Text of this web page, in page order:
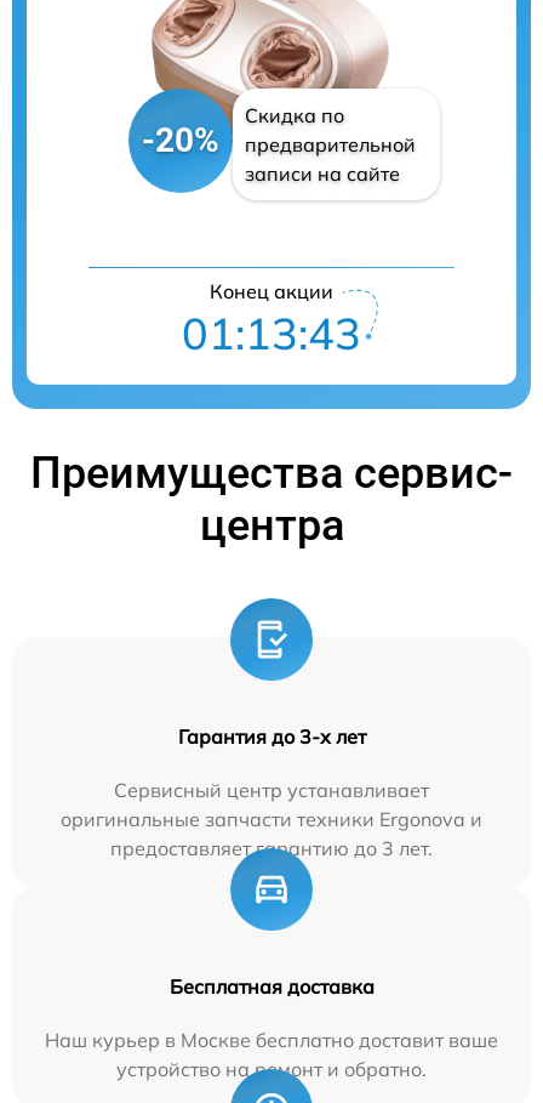
-20%
Скидка по
предварительной
записи на сайте
Конец акции
01:13:42
Преимущества сервис-
центра
Гарантия до 3-х лет
Сервисный центр устанавливает
оригинальные запчасти техники Ergonova и
предоставляет гарантию до 3 лет.
Бесплатная доставка
Наш курьер в Москве бесплатно доставит ваше
устройство на ремонт и обратно.